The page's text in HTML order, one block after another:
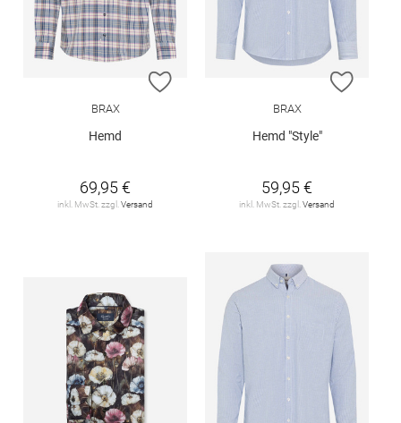
ZUR WUNSCHLISTE HINZUFÜGEN
BRAX
Hemd
69,95 €
inkl. MwSt. zzgl. Versand
ZUR
BRAX
Hemd "Style"
59,95 €
inkl. MwSt. zzgl. Versand